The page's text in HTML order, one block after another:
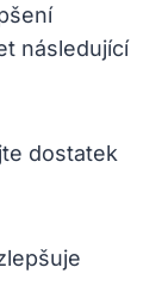
následující
dostatek